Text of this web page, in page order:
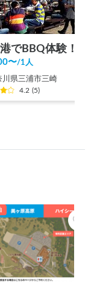
でBBQ体験！
〜/1人
川県三浦市三崎
4.2 (5)